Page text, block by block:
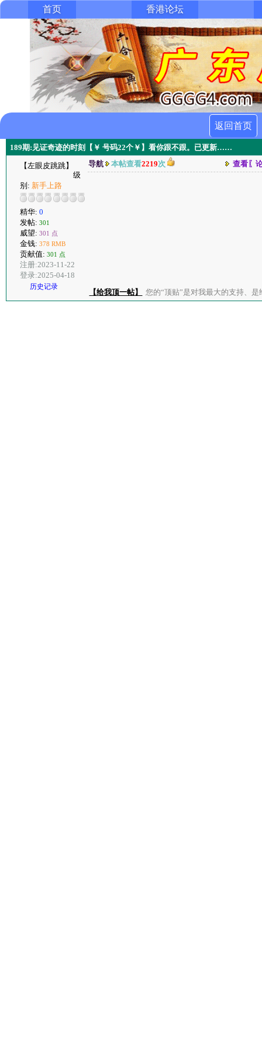
首页 香港论坛
返回首页
189期:见证奇迹的时刻【￥ 号码22个￥】看你跟不跟。已更新……
【左眼皮跳跳】
级
别: 新手上路
精华: 0
发帖: 301
威望: 301 点
金钱: 378 RMB
贡献值: 301 点
注册:2023-11-22
登录:2025-04-18
历史记录
导航 本帖查看2219次 查看〖
【给我顶一帖】 您的“顶贴”是对我最大的支持、